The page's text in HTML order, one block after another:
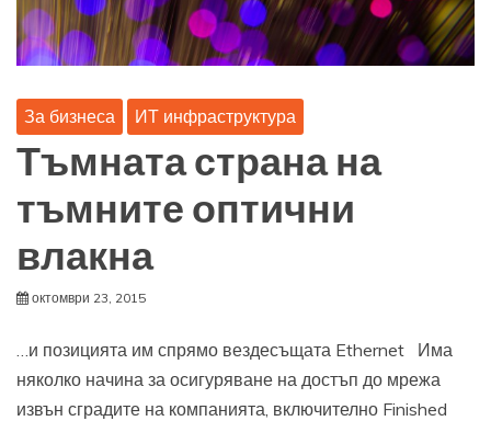
За бизнеса ИТ инфраструктура
Тъмната страна на
тъмните оптични
влакна
октомври 23, 2015
…и позицията им спрямо вездесъщата Ethernet Има
няколко начина за осигуряване на достъп до мрежа
извън сградите на компанията, включително Finished